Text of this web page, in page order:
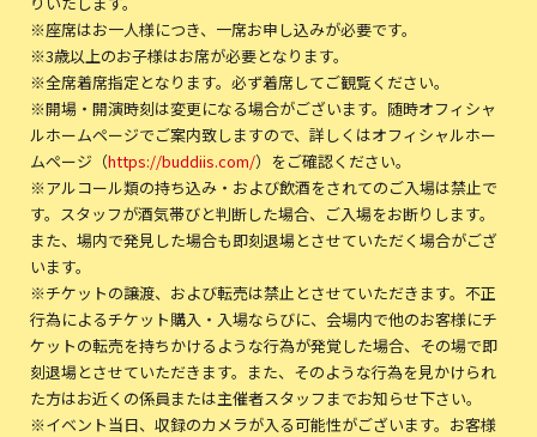
※座席はお一人様につき、一席お申し込みが必要です。
※3歳以上のお子様はお席が必要となります。
※全席着席指定となります。必ず着席してご観覧ください。
※開場・開演時刻は変更になる場合がございます。随時オフィシャ
ルホームページでご案内致しますので、詳しくはオフィシャルホー
ムページ（https://buddiis.com/）をご確認ください。
※アルコール類の持ち込み・および飲酒をされてのご入場は禁止で
す。スタッフが酒気帯びと判断した場合、ご入場をお断りします。
また、場内で発見した場合も即刻退場とさせていただく場合がござ
います。
※チケットの譲渡、および転売は禁止とさせていただきます。不正
行為によるチケット購入・入場ならびに、会場内で他のお客様にチ
ケットの転売を持ちかけるような行為が発覚した場合、その場で即
刻退場とさせていただきます。また、そのような行為を見かけられ
た方はお近くの係員または主催者スタッフまでお知らせ下さい。
※イベント当日、収録のカメラが入る可能性がございます。お客様